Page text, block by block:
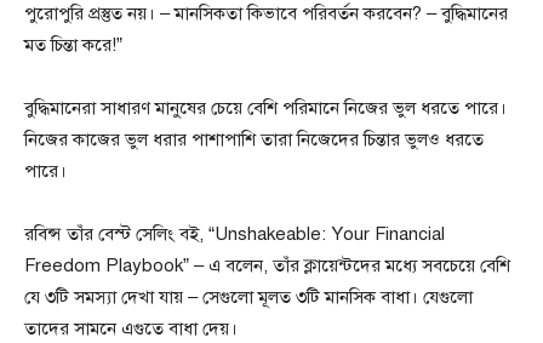
পুরোপুরি প্রস্তুত নয়। – মানসিকতা কিভাবে পরিবর্তন করবেন? – বুদ্ধিমানের
মত চিন্তা করে!”
বুদ্ধিমানেরা সাধারণ মানুষের চেয়ে বেশি পরিমানে নিজের ভুল ধরতে পারে।
নিজের কাজের ভুল ধরার পাশাপাশি তারা নিজেদের চিন্তার ভুলও ধরতে
পারে।
রবিন্স তাঁর বেস্ট সেলিং বই, “Unshakeable: Your Financial
Freedom Playbook” – এ বলেন, তাঁর ক্লায়েন্টদের মধ্যে সবচেয়ে বেশি
যে ৩টি সমস্যা দেখা যায় – সেগুলো মূলত ৩টি মানসিক বাধা। যেগুলো
তাদের সামনে এগুতে বাধা দেয়।